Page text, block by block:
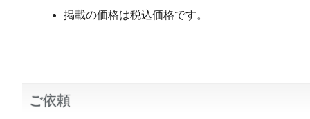
掲載の価格は税込価格です。
ご依頼